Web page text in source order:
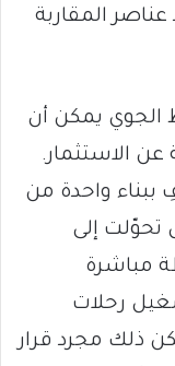
المقاربة
الجوي يمكن أن
عن الاستثمار.
ببناء واحدة من
تحوّلت إلى
مباشرة
رحلات
ذلك مجرد قرار